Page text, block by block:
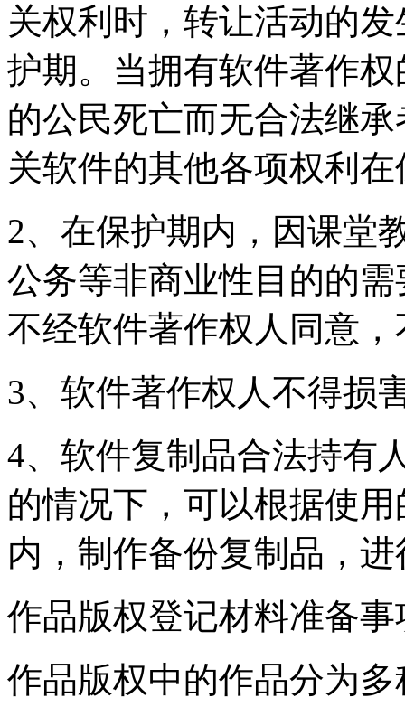
关权利时，转让活动的
护期。当拥有软件著作
的公民死亡而无合法继
关软件的其他各项权利
2、在保护期内，因课堂
公务等非商业性目的的
不经软件著作权人同意
3、软件著作权人不得损
4、软件复制品合法持有
的情况下，可以根据使
内，制作备份复制品，
作品版权登记材料准备事
作品版权中的作品分为